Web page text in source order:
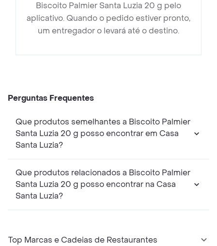
Biscoito Palmier Santa Luzia 20 g pelo
aplicativo. Quando o pedido estiver pronto,
um entregador o levará até o destino.
Perguntas Frequentes
Que produtos semelhantes a Biscoito Palmier
Santa Luzia 20 g posso encontrar em Casa
Santa Luzia?
Que produtos relacionados a Biscoito Palmier
Santa Luzia 20 g posso encontrar na Casa
Santa Luzia?
Top Marcas e Cadeias de Restaurantes